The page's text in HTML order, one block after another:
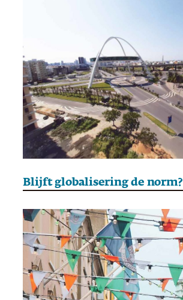
Blijft globalisering de norm?